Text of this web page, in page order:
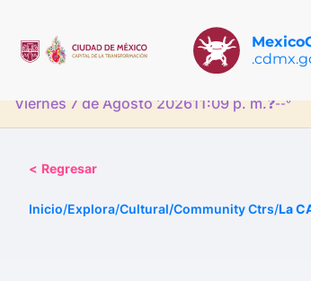
Viernes 7 de Agosto 202611:09 p. m.❓--°
< Regresar
Inicio/Explora/Cultural/Community Ctrs/La